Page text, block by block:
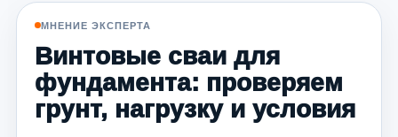
МНЕНИЕ ЭКСПЕРТА
Винтовые сваи для
фундамента: проверяем
грунт, нагрузку и условия